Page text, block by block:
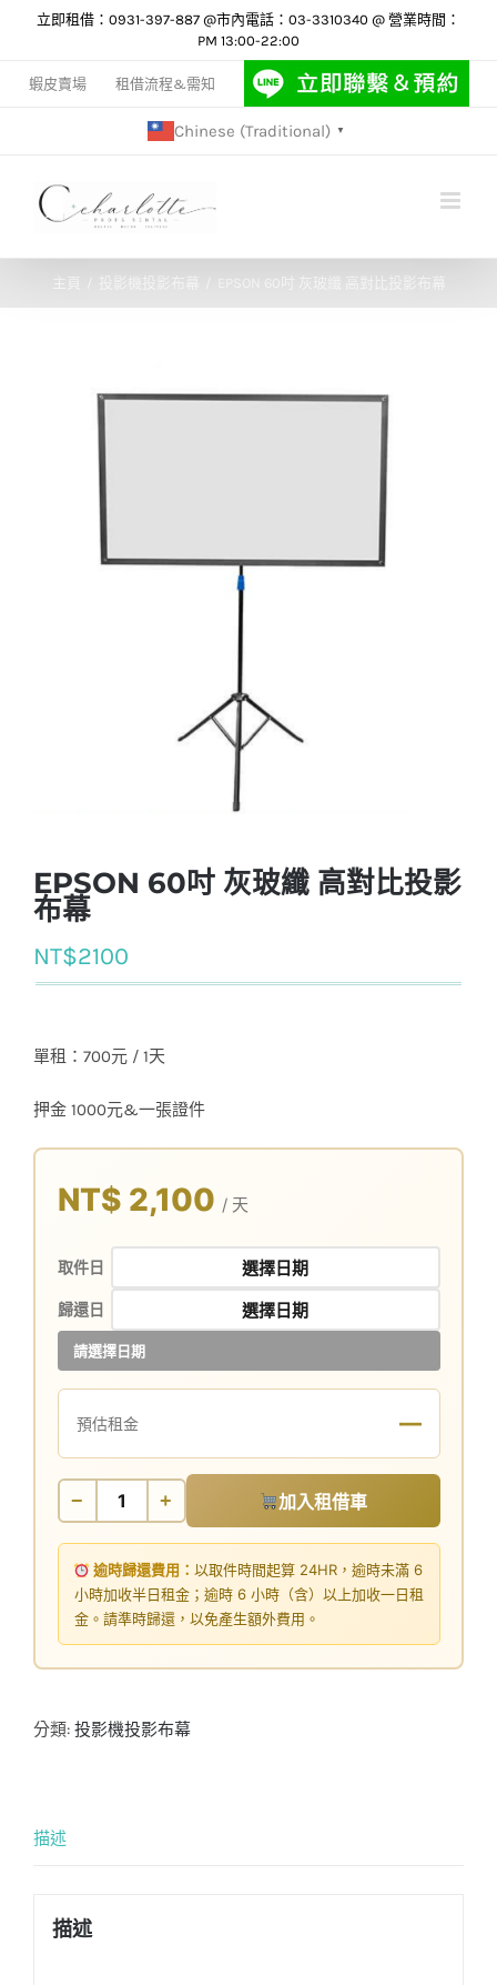
content
立即租借：0931-397-887 @市內電話：03-3310340 @ 營業時間：
PM 13:00-22:00
蝦皮賣場 租借流程&需知
Chinese (Traditional) ▼
投影機投影布幕 EPSON 60吋 灰玻纖 高對比投影布幕
EPSON 60吋 灰玻纖 高對比投影
布幕
NT$2100
單租：700元 / 1天
押金 1000元&一張證件
NT$ 2,100 / 天
取件日
歸還日
請選擇日期
預估租金 —
− + 加入租借車
逾時歸還費用：以取件時間起算 24HR，逾時未滿 6
小時加收半日租金；逾時 6 小時（含）以上加收一日租
金。請準時歸還，以免產生額外費用。
分類: 投影機投影布幕
描述
描述